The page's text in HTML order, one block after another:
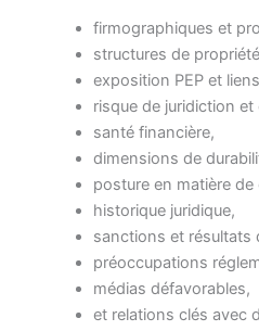
firmographiques et
structures de
exposition PEP et
risque de juridiction et
santé financière,
dimensions de
posture en matière de
historique juridique,
sanctions et résultats
préoccupations
médias défavorables,
et relations clés avec